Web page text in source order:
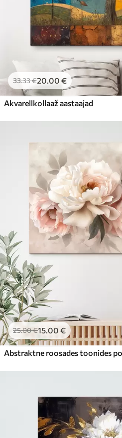
33.33€20.00 €
Akvarellkollaaž aastaajad
25.00€15.00 €